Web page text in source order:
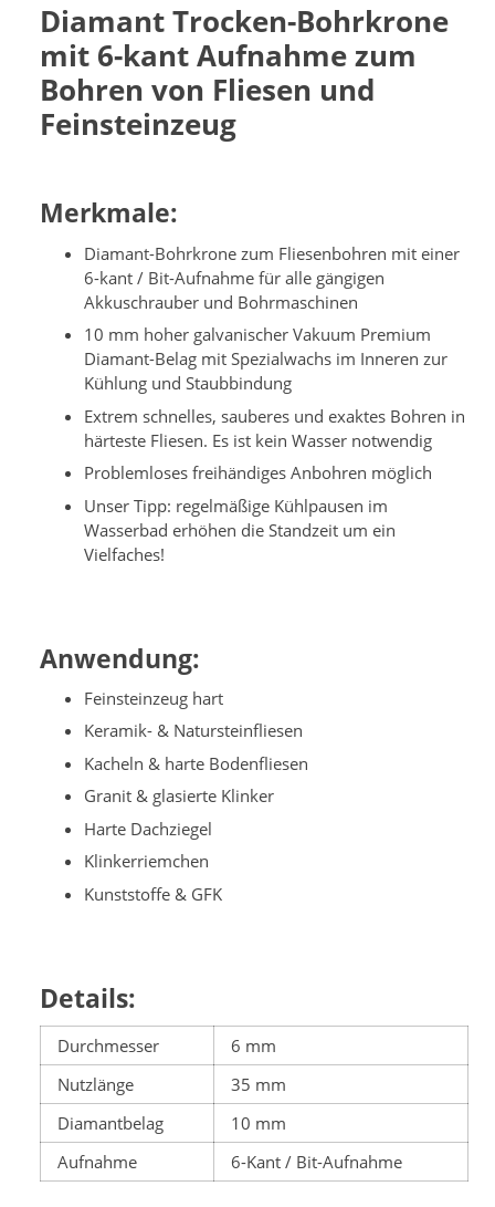
Diamant Trocken-Bohrkrone
mit 6-kant Aufnahme zum
Bohren von Fliesen und
Feinsteinzeug
Merkmale:
Diamant-Bohrkrone zum Fliesenbohren mit einer
6-kant / Bit-Aufnahme für alle gängigen
Akkuschrauber und Bohrmaschinen
10 mm hoher galvanischer Vakuum Premium
Diamant-Belag mit Spezialwachs im Inneren zur
Kühlung und Staubbindung
Extrem schnelles, sauberes und exaktes Bohren in
härteste Fliesen. Es ist kein Wasser notwendig
Problemloses freihändiges Anbohren möglich
Unser Tipp: regelmäßige Kühlpausen im
Wasserbad erhöhen die Standzeit um ein
Vielfaches!
Anwendung:
Feinsteinzeug hart
Keramik- & Natursteinfliesen
Kacheln & harte Bodenfliesen
Granit & glasierte Klinker
Harte Dachziegel
Klinkerriemchen
Kunststoffe & GFK
Details:
Durchmesser
6 mm
Nutzlänge
35 mm
Diamantbelag
10 mm
Aufnahme
6-Kant / Bit-Aufnahme